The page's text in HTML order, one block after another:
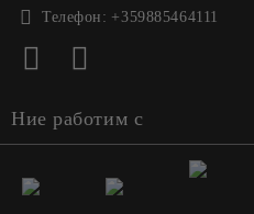
Телефон: +359885464111
Ние работим с